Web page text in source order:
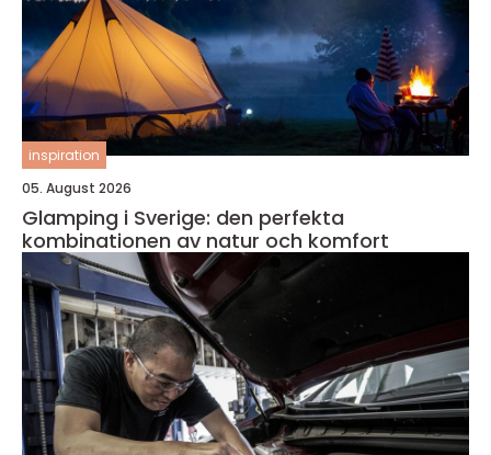
inspiration
05. August 2026
Glamping i Sverige: den perfekta
kombinationen av natur och komfort